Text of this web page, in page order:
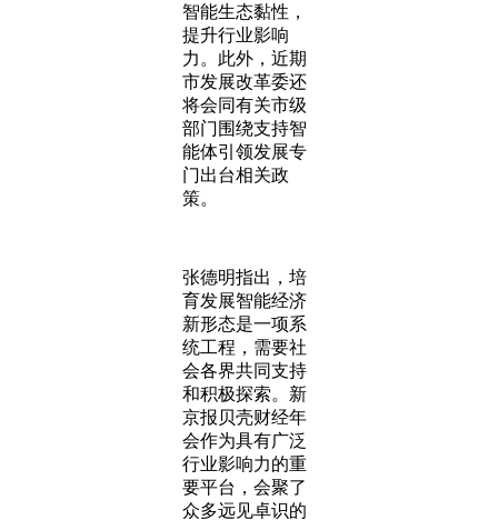
智能生态黏性，
提升行业影响
力。此外，近期
市发展改革委还
将会同有关市级
部门围绕支持智
能体引领发展专
门出台相关政
策。
张德明指出，培
育发展智能经济
新形态是一项系
统工程，需要社
会各界共同支持
和积极探索。新
京报贝壳财经年
会作为具有广泛
行业影响力的重
要平台，会聚了
众多远见卓识的